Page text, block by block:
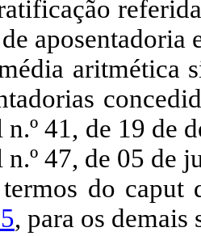
aposentadoria
aritmética
41, de 19 de
47, de 05 de
do caput
, para os demais